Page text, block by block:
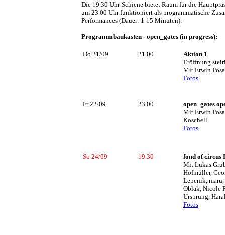
Die 19.30 Uhr-Schiene bietet Raum für die
um 23.00 Uhr funktioniert als programmatische
Performances (Dauer: 1-15 Minuten).
Programmbaukasten - open_gates (in progress):
Do 21/09 21.00
Aktion 1
Eröffnung
Mit Erwin
Fotos
Fr 22/09 23.00
open_gates
Mit Erwin
Koschell
Fotos
So 24/09 19.30
fond of circus I
Mit Lukas
Hofmüller,
Lepenik,
Oblak, Nicole
Ursprung,
Fotos